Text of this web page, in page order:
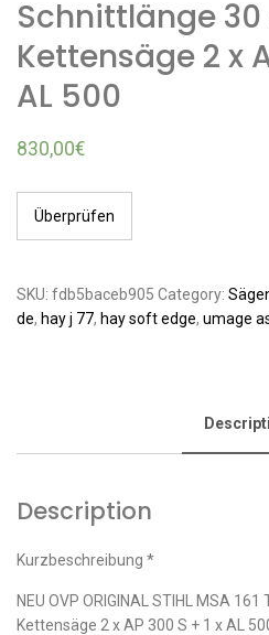
Schnittlänge
Kettensäge 2 x
AL 500
830,00€
Überprüfen
SKU: fdb5baceb905 Category:
de, hay j 77, hay soft edge, umage
Description
Kurzbeschreibung *
NEU OVP ORIGINAL STIHL MSA
Kettensäge 2 x AP 300 S + 1 x AL